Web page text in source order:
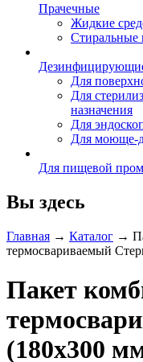
Прачечные
Жидкие
Стиральные
Для
Для
назначения
Для
Для моюще-
Для пищевой
Вы здесь
Главная → Каталог →
термосвариваемый
Пакет
(180х300